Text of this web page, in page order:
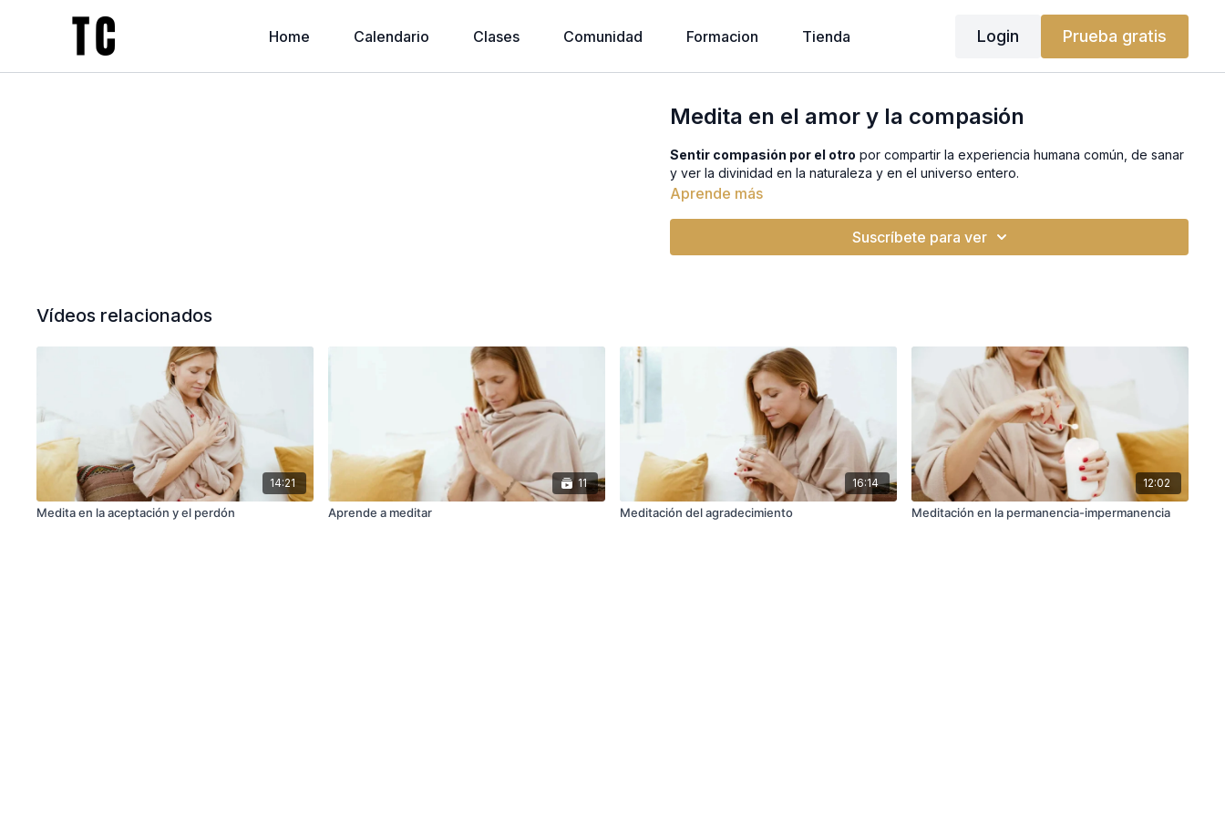
Home Calendario Clases Comunidad Formacion Tienda Login Prueba gratis
Medita en el amor y la compasión
Sentir compasión por el otro por compartir la experiencia humana común, de sanar
y ver la divinidad en la naturaleza y en el universo entero.
Aprende más
Suscríbete para ver
Vídeos relacionados
14:21
Medita en la aceptación y el perdón
11
Aprende a meditar
16:14
Meditación del agradecimiento
12:02
Meditación en la permanencia-impermanencia